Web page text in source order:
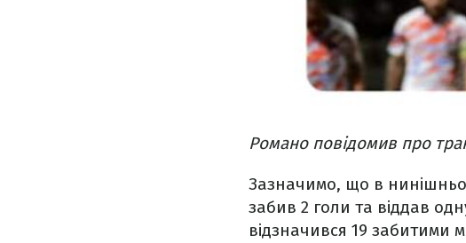
Романо повідомив про
Зазначимо, що в
забив 2 голи та віддав
відзначився 19 забитими